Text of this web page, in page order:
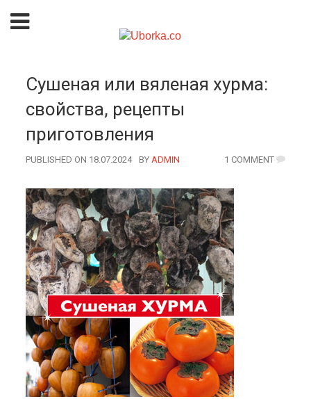
Сушеная или вяленая хурма:
свойства, рецепты
приготовления
PUBLISHED ON 18.07.2024 BY AUTHOR
ADMIN 1 COMMENT